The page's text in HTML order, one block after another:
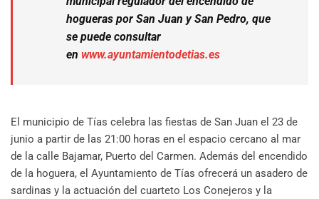
hogueras por San Juan y San Pedro, que
se puede consultar
en www.ayuntamientodetias.es
El municipio de Tías celebra las fiestas de San Juan el 23 de
junio a partir de las 21:00 horas en el espacio cercano al mar
de la calle Bajamar, Puerto del Carmen. Además del encendido
de la hoguera, el Ayuntamiento de Tías ofrecerá un asadero de
sardinas y la actuación del cuarteto Los Conejeros y la